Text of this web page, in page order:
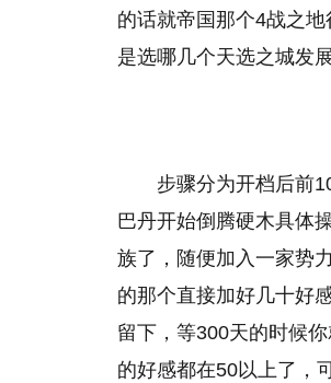
的话就帝国那个4战之
是选哪几个天选之城发
步骤分为开档后前
巴丹开始倒腾硬木具体
族了，随便加入一家势
的那个直接加好几十好
留下，等300天的时候
的好感都在50以上了，